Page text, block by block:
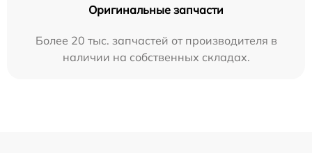
Оригинальные запчасти
Более 20 тыс. запчастей от производителя в
наличии на собственных складах.